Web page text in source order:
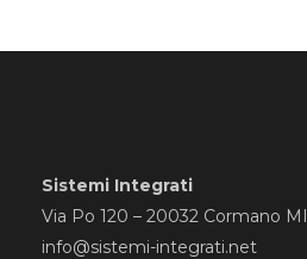
Sistemi Integrati
Via Po 120 – 20032 Cormano MI
info@sistemi-integrati.net